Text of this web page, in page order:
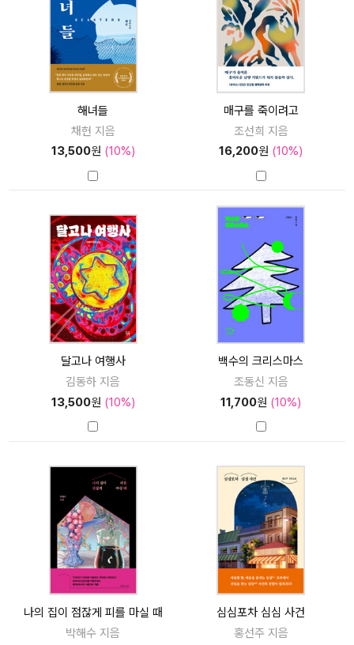
해녀들
채헌 지음
13,500원 (10%)
매구를 죽이려고
조선희 지음
16,200원 (10%)
달고나 여행사
김동하 지음
13,500원 (10%)
백수의 크리스마스
조동신 지음
11,700원 (10%)
나의 집이 점잖게 피를 마실 때
박해수 지음
심심포차 심심 사건
홍선주 지음